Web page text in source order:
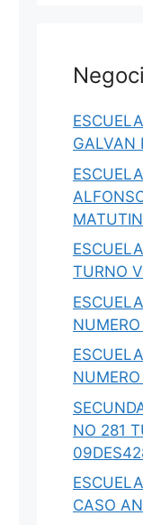
y
Plan
GALVAN
TURNO
NO 281
CASO